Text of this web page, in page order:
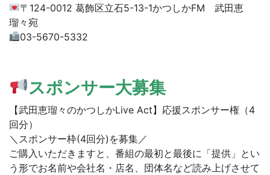
〒124-0012 葛飾区立石5-13-1かつしかFM 武田恵
瑠々宛
03-5670-5332
スポンサー大募集
【武田恵瑠々のかつしかLive Act】応援スポンサー権（4
回分）
＼スポンサー枠(4回分)を募集／
ご購入いただきますと、番組の最初と最後に「提供」とい
う形でお名前や会社名・店名、団体名など読み上げさせて